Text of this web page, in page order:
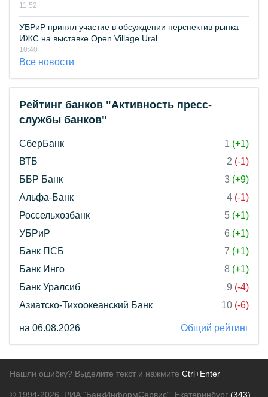
11:52
УБРиР принял участие в обсуждении перспектив рынка
ИЖС на выставке Open Village Ural
10:40
Все новости
Рейтинг банков "Активность пресс-
службы банков"
СберБанк 1 (+1)
ВТБ
2 (-1)
ББР Банк
3 (+9)
Альфа-Банк
4 (-1)
Россельхозбанк
5 (+1)
УБРиР
6 (+1)
Банк ПСБ
7 (+1)
Банк Инго
8 (+1)
Банк Уралсиб
9 (-4)
Азиатско-Тихоокеанский Банк
10 (-6)
на 06.08.2026 Общий рейтинг
Нашли ошибку? Выделите текст и нажмите Ctrl+Enter
© 1994-2026. РИА "БанкИнформСервис". Екатеринбург (343)